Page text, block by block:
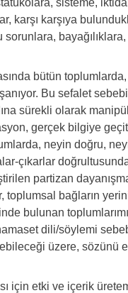
sisteme,
karşı karşıya
sorunlara,
bütün
Bu sefalet
sürekli olarak
gerçek bilgiye
neyin doğru,
çıkarlar
partizan
toplumsal bağların
bulunan
dili/söylemi
üzere, sözünü
için etki ve içerik